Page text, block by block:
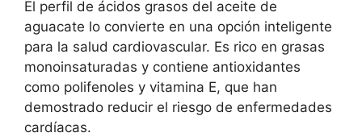
El perfil de ácidos grasos del aceite de
aguacate lo convierte en una opción inteligente
para la salud cardiovascular. Es rico en grasas
monoinsaturadas y contiene antioxidantes
como polifenoles y vitamina E, que han
demostrado reducir el riesgo de enfermedades
cardíacas.